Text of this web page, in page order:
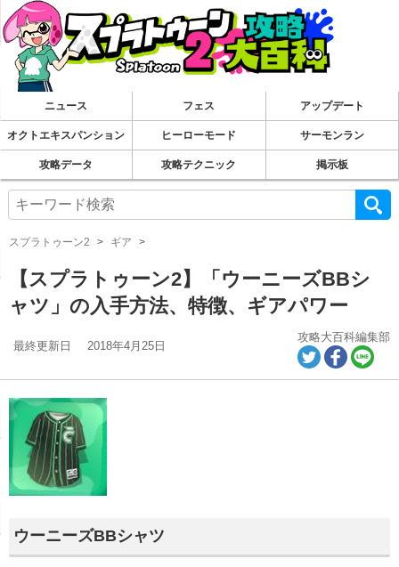
ニュース フェス アップデート
オクトエキスパンション ヒーローモード サーモンラン
攻略データ 攻略テクニック 掲示板
スプラトゥーン2 ギア
【スプラトゥーン2】「ウーニーズBBシ
ャツ」の入手方法、特徴、ギアパワー
最終更新日 2018年4月25日
攻略大百科編集部
ウーニーズBBシャツ